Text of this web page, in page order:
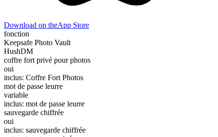
Download on theApp Store
fonction
Keepsafe Photo Vault
HushDM
coffre fort privé pour photos
oui
inclus: Coffre Fort Photos
mot de passe leurre
variable
inclus: mot de passe leurre
sauvegarde chiffrée
oui
inclus: sauvegarde chiffrée